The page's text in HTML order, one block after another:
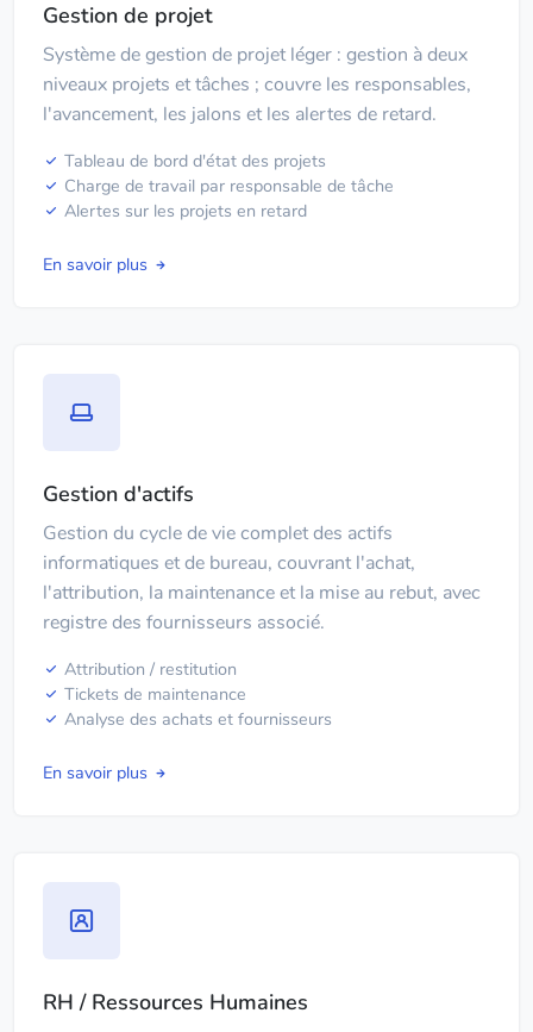
Gestion de projet
Système de gestion de projet léger : gestion à deux
niveaux projets et tâches ; couvre les responsables,
l'avancement, les jalons et les alertes de retard.
Tableau de bord d'état des projets
Charge de travail par responsable de tâche
Alertes sur les projets en retard
En savoir plus
Gestion d'actifs
Gestion du cycle de vie complet des actifs
informatiques et de bureau, couvrant l'achat,
l'attribution, la maintenance et la mise au rebut, avec
registre des fournisseurs associé.
Attribution / restitution
Tickets de maintenance
Analyse des achats et fournisseurs
En savoir plus
RH / Ressources Humaines